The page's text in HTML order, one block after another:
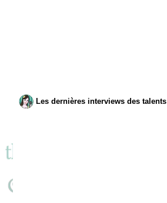
Les dernières interviews des talents